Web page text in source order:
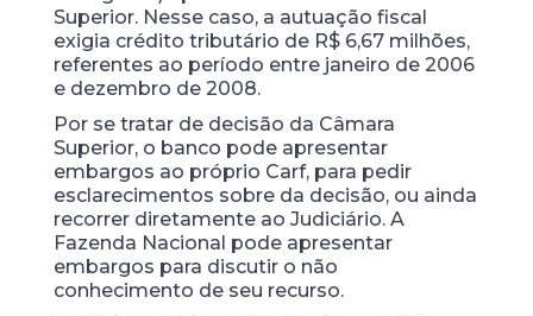
Superior. Nesse caso, a autuação fiscal
exigia crédito tributário de R$ 6,67 milhões,
referentes ao período entre janeiro de 2006
e dezembro de 2008.
Por se tratar de decisão da Câmara
Superior, o banco pode apresentar
embargos ao próprio Carf, para pedir
esclarecimentos sobre da decisão, ou ainda
recorrer diretamente ao Judiciário. A
Fazenda Nacional pode apresentar
embargos para discutir o não
conhecimento de seu recurso.